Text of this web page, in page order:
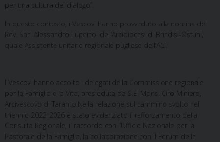
per una cultura del dialogo”.
In questo contesto, i Vescovi hanno provveduto alla nomina del
Rev. Sac. Alessandro Luperto, dell’Arcidiocesi di Brindisi-Ostuni,
quale Assistente unitario regionale pugliese dell’ACI.
I Vescovi hanno accolto i delegati della Commissione regionale
per la Famiglia e la Vita, presieduta da S.E. Mons. Ciro Miniero,
Arcivescovo di Taranto.Nella relazione sul cammino svolto nel
triennio 2023-2026 è stato evidenziato il rafforzamento della
Consulta Regionale, il raccordo con l’Ufficio Nazionale per la
Pastorale della Famiglia, la collaborazione con il Forum delle